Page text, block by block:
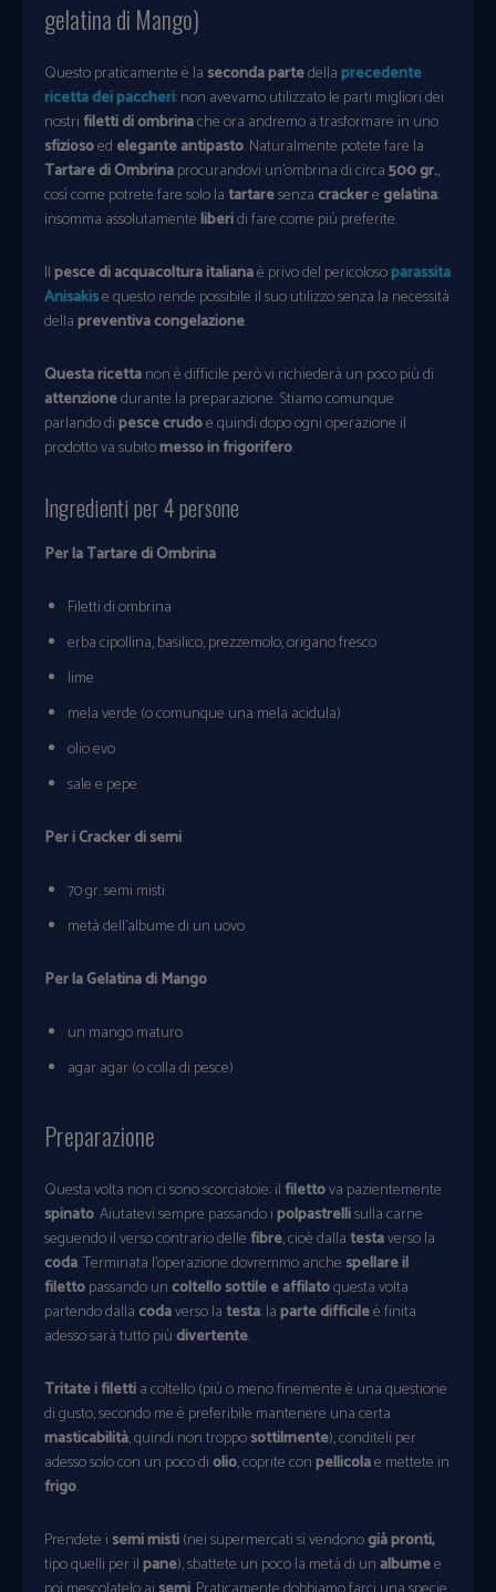
gelatina di Mango)
Questo praticamente è laseconda partedella precedente
ricetta dei paccheri: non avevamo utilizzato le parti migliori dei
nostrifiletti di ombrinache ora andremo a trasformare in uno
sfiziosoed elegante antipasto. Naturalmente potete fare la
Tartare di Ombrinaprocurandovi un’ombrina di circa500 gr.,
così come potrete fare solo latartaresenzacrackeregelatina:
insomma assolutamenteliberidi fare come più preferite.
Ilpesce di acquacoltura italianaè privo del pericolosoparassita
Anisakise questo rende possibile il suo utilizzo senza la necessità
dellapreventiva congelazione.
Questa ricettanon è difficile però vi richiederà un poco più di
attenzionedurante la preparazione. Stiamo comunque
parlando dipesce crudoe quindi dopo ogni operazione il
prodotto va subitomesso in frigorifero.
Ingredienti per 4 persone
Per la Tartare di Ombrina
Filetti di ombrina
erba cipollina, basilico, prezzemolo, origano fresco
lime
mela verde (o comunque una mela acidula)
olio evo
sale e pepe
Per i Cracker di semi
70 gr. semi misti
metà dell’albume di un uovo
Per la Gelatina di Mango
un mango maturo
agar agar (o colla di pesce)
Preparazione
Questa volta non ci sono scorciatoie: ilfilettova pazientemente
spinato. Aiutatevi sempre passando ipolpastrellisulla carne
seguendo il verso contrario dellefibre, cioè dallatestaverso la
coda. Terminata l’operazione dovremmo anchespellare il
filettopassando uncoltello sottile e affilatoquesta volta
partendo dallacodaverso latesta: laparte difficileè finita
adesso sarà tutto piùdivertente.
Tritate i filettia coltello (più o meno finemente è una questione
di gusto, secondo me è preferibile mantenere una certa
masticabilità, quindi non tropposottilmente), conditeli per
adesso solo con un poco diolio, coprite conpellicolae mettete in
frigo.
Prendete isemi misti(nei supermercati si vendonogià pronti,
tipo quelli per ilpane), sbattete un poco la metà di un albumee